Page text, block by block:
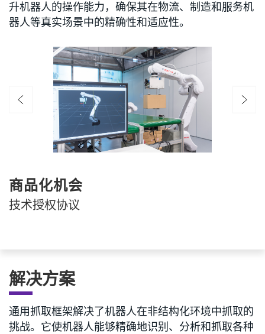
升机器人的操作能力，确保其在物流、制造和服务机
器人等真实场景中的精确性和适应性。
商品化机会
技术授权协议
解决方案
通用抓取框架解决了机器人在非结构化环境中抓取的
挑战。它使机器人能够精确地识别、分析和抓取各种